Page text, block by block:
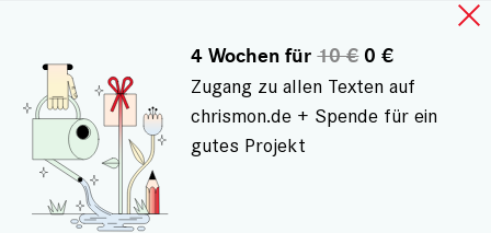
In Zusammenarbeit mit
4 Wochen für10 €0 €
Zugang zu allen Texten auf
chrismon.de + Spende für ein
gutes Projekt